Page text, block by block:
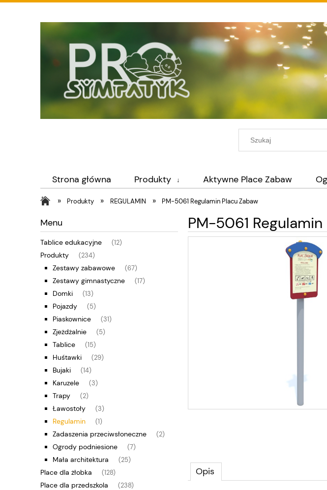
Strona główna Produkty Aktywne Place Zabaw
» Produkty » REGULAMIN » PM-5061 Regulamin Placu Zabaw
Menu
Tablice edukacyjne (12)
Produkty (234)
Zestawy zabawowe (67)
Zestawy gimnastyczne (17)
Domki (13)
Pojazdy (5)
Piaskownice (31)
Zjeżdżalnie (5)
Tablice (15)
Huśtawki (29)
Bujaki (14)
Karuzele (3)
Trapy (2)
Ławostoły (3)
Regulamin (1)
Zadaszenia przeciwsłoneczne (2)
Ogrody podniesione (7)
Mała architektura (25)
Place dla żłobka (128)
Place dla przedszkola (238)
PM-5061
Opis